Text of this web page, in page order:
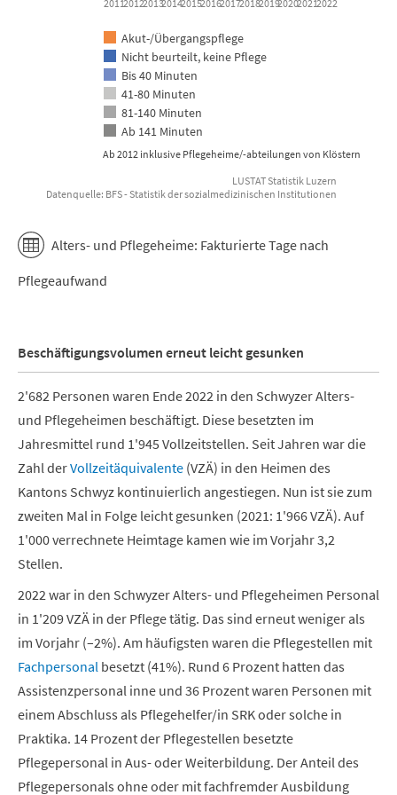
Ab 2012 inklusive Pflegeheime/-abteilungen von Klöstern
Akut-/Übergangspflege
Nicht beurteilt, keine Pflege
Bis 40 Minuten
41-80 Minuten
81-140 Minuten
Ab 141 Minuten
201120122013201420152016201720182019202020212022
LUSTAT Statistik Luzern
Datenquelle: BFS - Statistik der sozialmedizinischen Institutionen
Alters- und Pflegeheime: Fakturierte Tage nach
Pflegeaufwand
Beschäftigungsvolumen erneut leicht gesunken
2'682 Personen waren Ende 2022 in den Schwyzer Alters-
und Pflegeheimen beschäftigt. Diese besetzten im
Jahresmittel rund 1'945 Vollzeitstellen. Seit Jahren war die
Zahl derVollzeitäquivalente (VZÄ) in den Heimen des
Kantons Schwyz kontinuierlich angestiegen. Nun ist sie zum
zweiten Mal in Folge leicht gesunken (2021: 1'966 VZÄ). Auf
1'000 verrechnete Heimtage kamen wie im Vorjahr 3,2
Stellen.
2022 war in den Schwyzer Alters- und Pflegeheimen Personal
in 1'209 VZÄ in der Pflege tätig. Das sind erneut weniger als
im Vorjahr (–2%). Am häufigsten waren die Pflegestellen mit
Fachpersonal besetzt (41%). Rund 6 Prozent hatten das
Assistenzpersonal inne und 36 Prozent waren Personen mit
einem Abschluss als Pflegehelfer/in SRK oder solche in
Praktika. 14 Prozent der Pflegestellen besetzte
Pflegepersonal in Aus- oder Weiterbildung. Der Anteil des
Pflegepersonals ohne oder mit fachfremder Ausbildung